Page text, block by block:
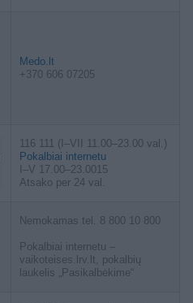
Medo.lt
+370 606 07205
116 111 (I–VII 11.00–23.00 val.)
Pokalbiai internetu
I–V 17.00–23.0015
Atsako per 24 val.
Nemokamas tel. 8 800 10 800
Pokalbiai internetu –
vaikoteises.lrv.lt, pokalbių
laukelis „Pasikalbėkime“